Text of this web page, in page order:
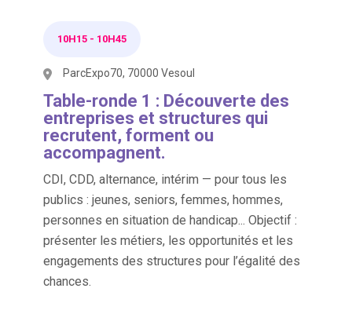
10H15 - 10H45
ParcExpo70, 70000 Vesoul
Table-ronde 1 : Découverte des
entreprises et structures qui
recrutent, forment ou
accompagnent.
CDI, CDD, alternance, intérim — pour tous les
publics : jeunes, seniors, femmes, hommes,
personnes en situation de handicap... Objectif :
présenter les métiers, les opportunités et les
engagements des structures pour l’égalité des
chances.